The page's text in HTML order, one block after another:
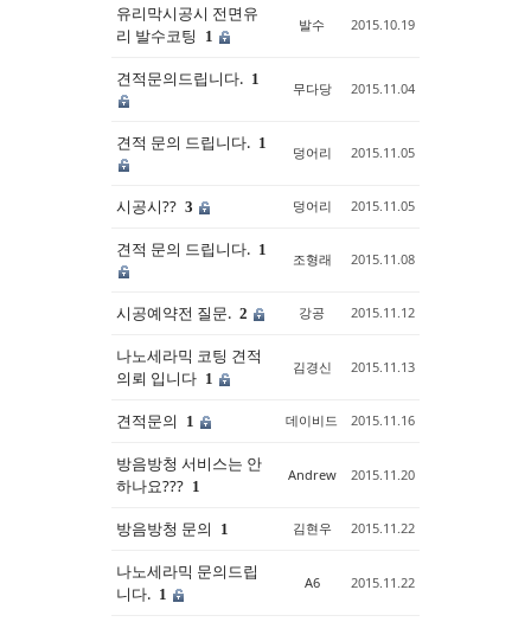
유리막시공시 전면유
리 발수코팅
1
발수 2015.10.19
견적문의드립니다. 1
무다당 2015.11.04
견적 문의 드립니다. 1
덩어리 2015.11.05
시공시?? 3 덩어리 2015.11.05
견적 문의 드립니다. 1
조형래 2015.11.08
시공예약전 질문. 2 강공 2015.11.12
나노세라믹 코팅 견적
의뢰 입니다 1
김경신 2015.11.13
견적문의 1 데이비드 2015.11.16
방음방청 서비스는 안
하나요??? 1
Andrew 2015.11.20
방음방청 문의 1 김현우 2015.11.22
나노세라믹 문의드립
니다. 1
A6 2015.11.22
Sketchbook5, 스케치북5
Sketchbook5, 스케치북5